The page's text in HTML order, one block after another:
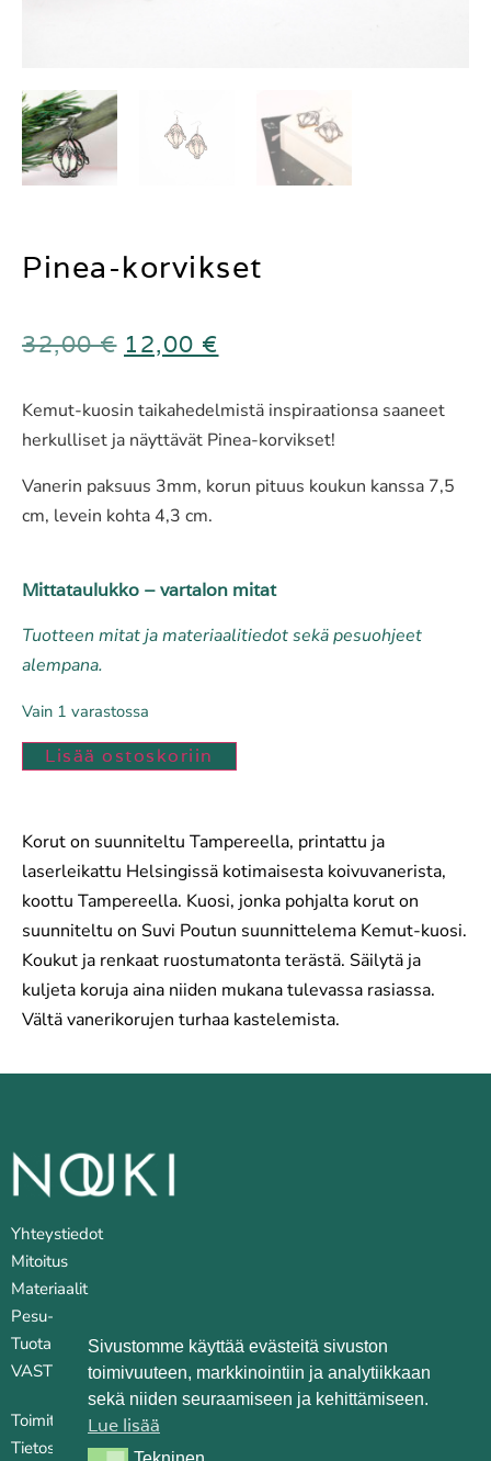
Sivustomme käyttää evästeitä sivuston
toimivuuteen, markkinointiin ja analytiikkaan
sekä niiden seuraamiseen ja kehittämiseen.
Lue lisää
Tekninen
Pinea-korvikset
32,00€ 12,00 €
Kemut-kuosin taikahedelmistä inspiraationsa saaneet
herkulliset ja näyttävät Pinea-korvikset!
Vanerin paksuus 3mm, korun pituus koukun kanssa 7,5
cm, levein kohta 4,3 cm.
Mittataulukko – vartalon mitat
Tuotteen mitat ja materiaalitiedot sekä pesuohjeet
alempana.
Vain 1 varastossa
Lisää ostoskoriin
Korut on suunniteltu Tampereella, printattu ja
laserleikattu Helsingissä kotimaisesta koivuvanerista,
koottu Tampereella. Kuosi, jonka pohjalta korut on
suunniteltu on Suvi Poutun suunnittelema Kemut-kuosi.
Koukut ja renkaat ruostumatonta terästä. Säilytä ja
kuljeta koruja aina niiden mukana tulevassa rasiassa.
Vältä vanerikorujen turhaa kastelemista.
Yhteystiedot
Mitoitus
Materiaalit
Pesu- ja huoltovinkkejä
Tuotantopaikat
VASTUULLISUUS
Toimitusehdot
Tietosuojaseloste